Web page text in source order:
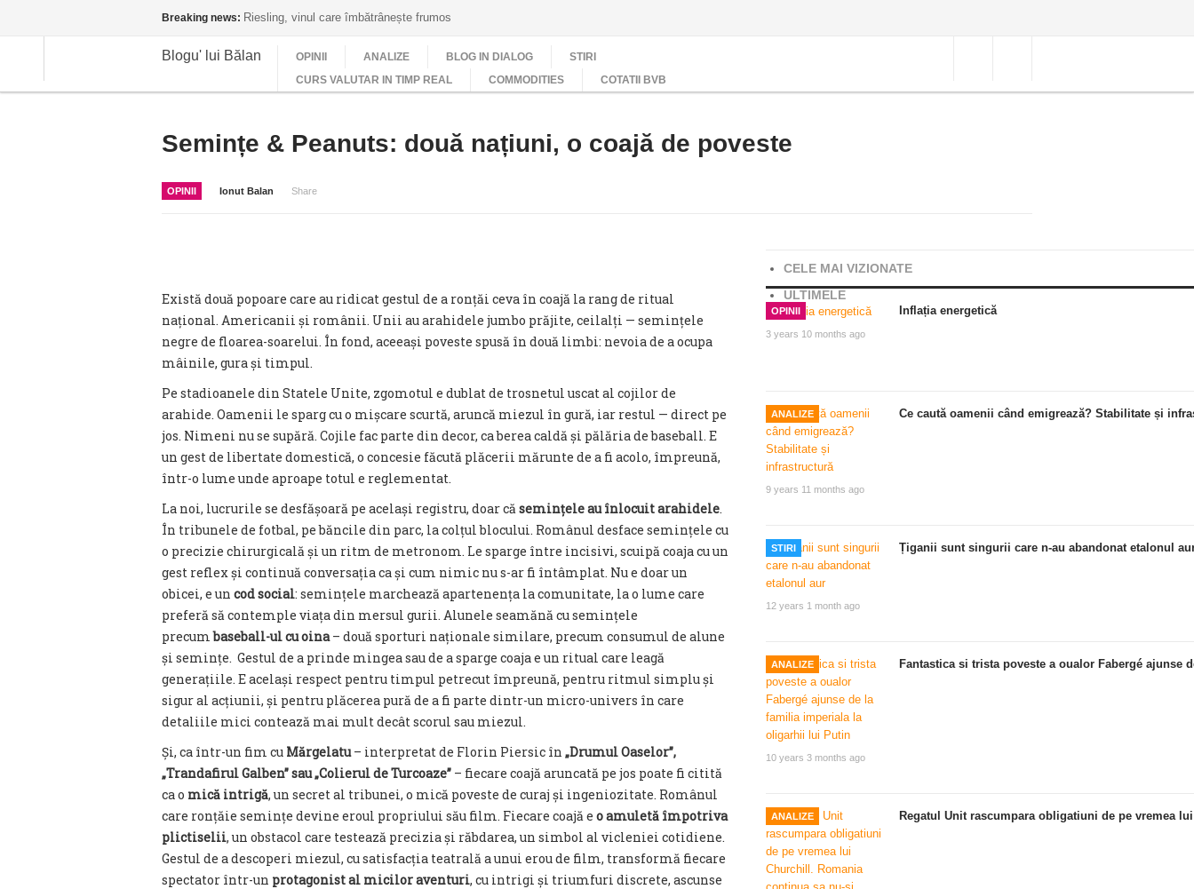
Breaking news: Riesling, vinul care îmbătrânește frumos
Blogu' lui Bălan OPINII ANALIZE BLOG IN DIALOG
STIRI
CURS VALUTAR IN TIMP REAL
COMMODITIES COTATII BVB
Semințe & Peanuts: două națiuni, o coajă de poveste
OPINII Ionut Balan Share
Există două popoare care au ridicat gestul de a ronțăi ceva în coajă la rang de ritual
național. Americanii și românii. Unii au arahidele jumbo prăjite, ceilalți — semințele
negre de floarea-soarelui. În fond, aceeași poveste spusă în două limbi: nevoia de a ocupa
mâinile, gura și timpul.
Pe stadioanele din Statele Unite, zgomotul e dublat de trosnetul uscat al cojilor de
arahide. Oamenii le sparg cu o mișcare scurtă, aruncă miezul în gură, iar restul — direct pe
jos. Nimeni nu se supără. Cojile fac parte din decor, ca berea caldă și pălăria de baseball. E
un gest de libertate domestică, o concesie făcută plăcerii mărunte de a fi acolo, împreună,
într-o lume unde aproape totul e reglementat.
La noi, lucrurile se desfășoară pe același registru, doar căsemințele au înlocuit arahidele.
În tribunele de fotbal, pe băncile din parc, la colțul blocului. Românul desface semințele cu
o precizie chirurgicală și un ritm de metronom. Le sparge între incisivi, scuipă coaja cu un
gest reflex și continuă conversația ca și cum nimic nu s-ar fi întâmplat. Nu e doar un
obicei, e un cod social: semințele marchează apartenența la comunitate, la o lume care
preferă să contemple viața din mersul gurii. Alunele seamănă cu semințele
precumbaseball-ul cu oina– două sporturi naționale similare, precum consumul de alune
și semințe. Gestul de a prinde mingea sau de a sparge coaja e un ritual care leagă
generațiile. E același respect pentru timpul petrecut împreună, pentru ritmul simplu și
sigur al acțiunii, și pentru plăcerea pură de a fi parte dintr-un micro-univers în care
detaliile mici contează mai mult decât scorul sau miezul.
Și, ca într-un fim cu Mărgelatu– interpretat de Florin Piersic în „Drumul Oaselor”,
„Trandafirul Galben” sau „Colierul de Turcoaze” – fiecare coajă aruncată pe jos poate fi citită
ca o mică intrigă, un secret al tribunei, o mică poveste de curaj și ingeniozitate. Românul
care ronțăie semințe devine eroul propriului său film. Fiecare coajă e o amuletă împotriva
plictiselii, un obstacol care testează precizia și răbdarea, un simbol al vicleniei cotidiene.
Gestul de a descoperi miezul, cu satisfacția teatrală a unui erou de film, transformă fiecare
spectator într-un protagonist al micilor aventuri, cu intrigi și triumfuri discrete, ascunse
CELE MAI VIZIONATE
ULTIMELE
OPINII
3 years 10 months ago
Inflația energetică
ANALIZE
9 years 11 months ago
Ce caută oamenii când emigrează? Stabilitate și
STIRI
12 years 1 month ago
Țiganii sunt singurii care n-au abandonat etalonul
ANALIZE
10 years 3 months ago
Fantastica si trista poveste a oualor Fabergé
ANALIZE Regatul Unit rascumpara obligatiuni de pe vremea